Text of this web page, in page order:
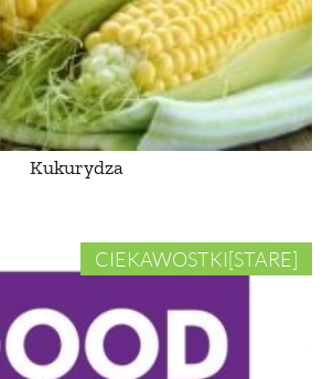
Kukurydza
CIEKAWOSTKI[STARE]